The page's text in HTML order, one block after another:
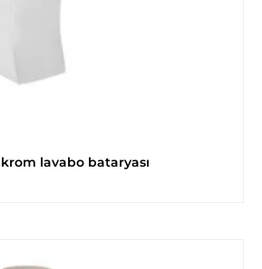
krom lavabo bataryası